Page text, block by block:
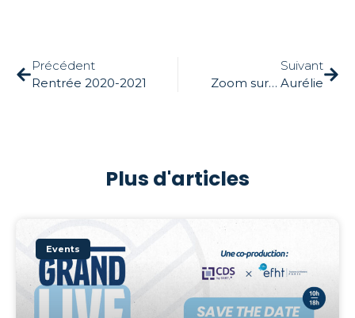
Précédent
Rentrée 2020-2021
Suivant
Zoom sur… Aurélie
Plus d'articles
Events